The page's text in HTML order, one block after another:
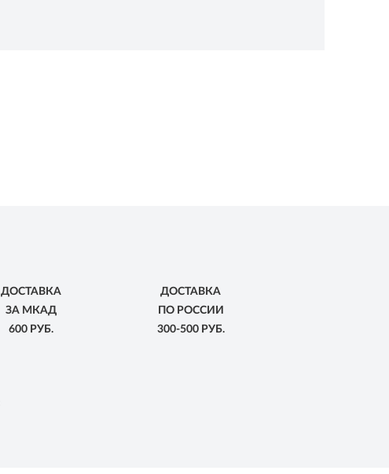
ДОСТАВКА
ЗА МКАД
600 РУБ.
ДОСТАВКА
ПО РОССИИ
300-500 РУБ.